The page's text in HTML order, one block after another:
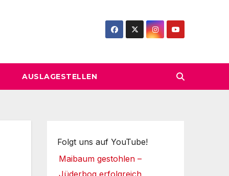
AUSLAGESTELLEN
Folgt uns auf YouTube!
Maibaum gestohlen –
Jüderbog erfolgreich